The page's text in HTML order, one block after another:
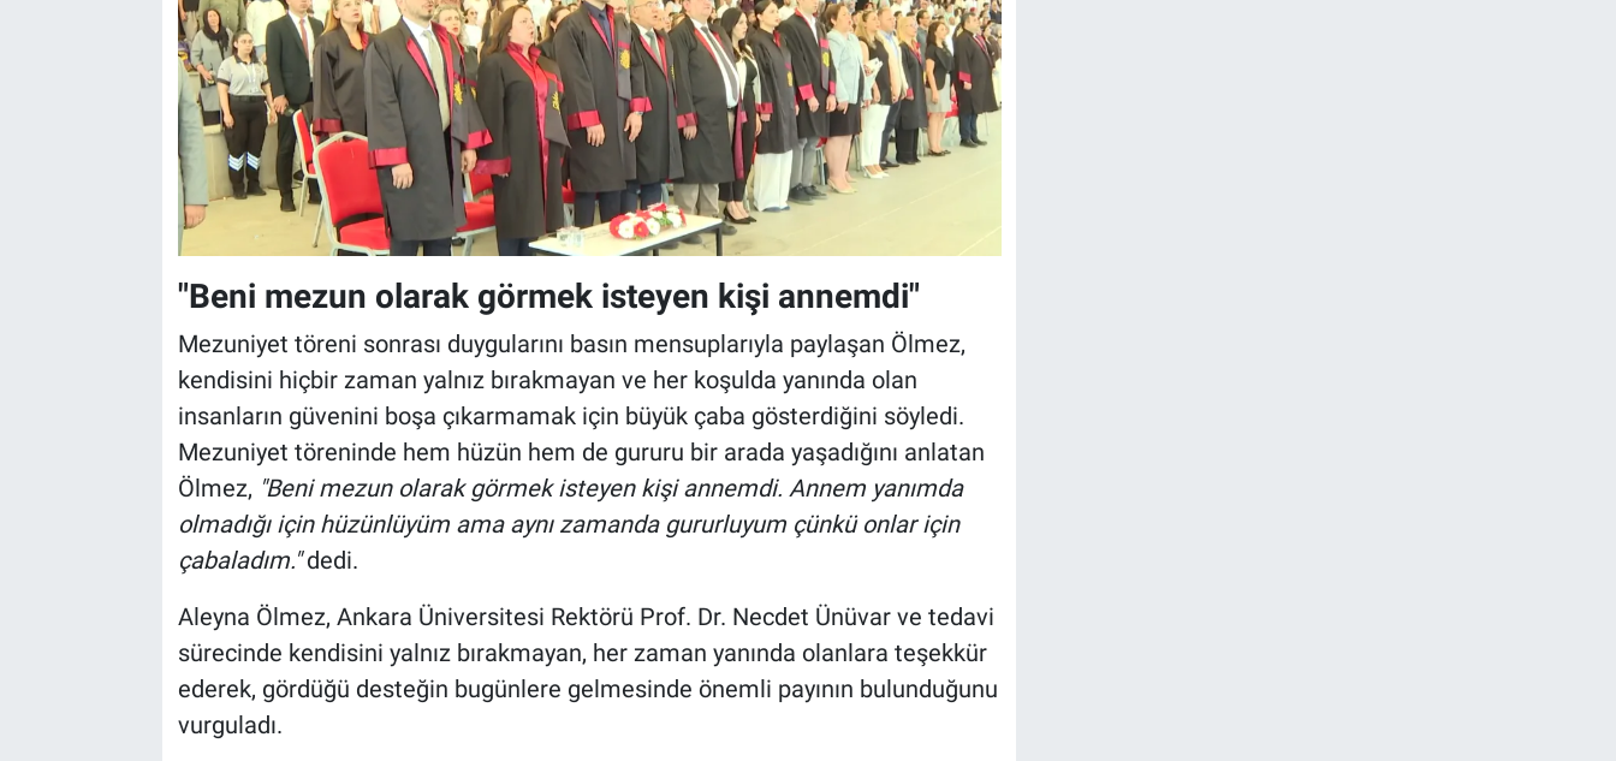
"Beni mezun olarak görmek isteyen kişi annemdi"
Mezuniyet töreni sonrası duygularını basın mensuplarıyla paylaşan Ölmez,
kendisini hiçbir zaman yalnız bırakmayan ve her koşulda yanında olan
insanların güvenini boşa çıkarmamak için büyük çaba gösterdiğini söyledi.
Mezuniyet töreninde hem hüzün hem de gururu bir arada yaşadığını anlatan
Ölmez, "Beni mezun olarak görmek isteyen kişi annemdi. Annem yanımda
olmadığı için hüzünlüyüm ama aynı zamanda gururluyum çünkü onlar için
çabaladım."dedi.
Aleyna Ölmez, Ankara Üniversitesi Rektörü Prof. Dr. Necdet Ünüvar ve tedavi
sürecinde kendisini yalnız bırakmayan, her zaman yanında olanlara teşekkür
ederek, gördüğü desteğin bugünlere gelmesinde önemli payının bulunduğunu
vurguladı.